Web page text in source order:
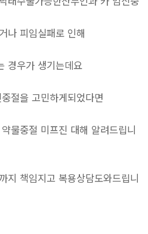
나 피임실패로 인해
경우가 생기는데요
절을 고민하게되었다면
물중절 미프진 대해 알려드립니
지 책임지고 복용상담도와드립니